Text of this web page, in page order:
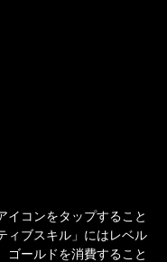
イコンをタップすること
ィブスキル」にはレベル
ゴールドを消費すること